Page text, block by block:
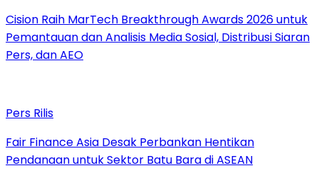
Cision Raih MarTech Breakthrough Awards 2026 untuk
Pemantauan dan Analisis Media Sosial, Distribusi Siaran
Pers, dan AEO
Pers Rilis
Fair Finance Asia Desak Perbankan Hentikan
Pendanaan untuk Sektor Batu Bara di ASEAN